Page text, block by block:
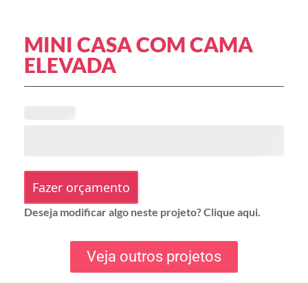
MINI CASA COM CAMA
ELEVADA
Fazer orçamento
Deseja modificar algo neste projeto? Clique aqui.
Veja outros projetos